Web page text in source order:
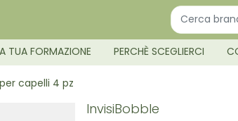
TUA FORMAZIONE PERCHÈ SCEGLIERCI
capelli 4 pz
InvisiBobble